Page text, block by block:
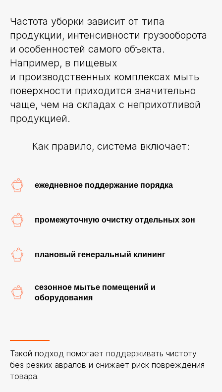
Частота уборки зависит от типа
продукции, интенсивности грузооборота
и особенностей самого объекта.
Например, в пищевых
и производственных комплексах мыть
поверхности приходится значительно
чаще, чем на складах с неприхотливой
продукцией.
Как правило, система включает:
ежедневное поддержание порядка
промежуточную очистку отдельных зон
плановый генеральный клининг
сезонное мытье помещений и
оборудования
Такой подход помогает поддерживать чистоту
без резких авралов и снижает риск повреждения
товара.